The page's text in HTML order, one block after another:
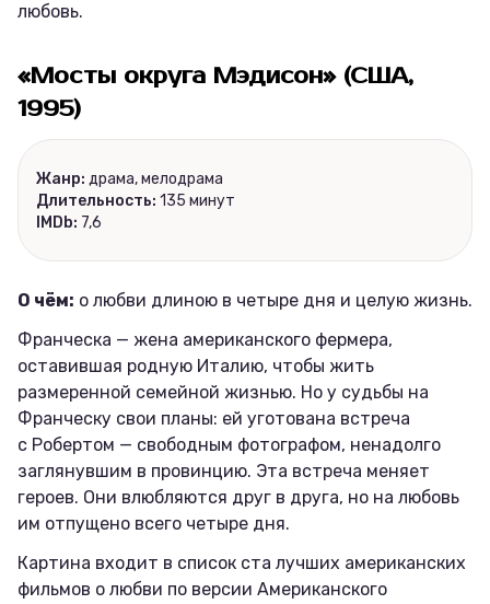
любовь.
«Мосты округа Мэдисон» (США,
1995)
Жанр: драма, мелодрама
Длительность: 135 минут
IMDb: 7,6
О чём: о любви длиною в четыре дня и целую жизнь.
Франческа — жена американского фермера,
оставившая родную Италию, чтобы жить
размеренной семейной жизнью. Но у судьбы на
Франческу свои планы: ей уготована встреча
с Робертом — свободным фотографом, ненадолго
заглянувшим в провинцию. Эта встреча меняет
героев. Они влюбляются друг в друга, но на любовь
им отпущено всего четыре дня.
Картина входит в список ста лучших американских
фильмов о любви по версии Американского